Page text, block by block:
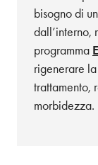
bisogno di
dall’interno,
programma
rigenerare
trattamento,
morbidezza.